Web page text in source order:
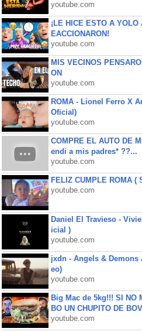
youtube.com
¡LE HICE ESTO A
EACCIONARON!
youtube.com
MIS VECINOS
ON
youtube.com
ROMA - Lionel Ferro X
Oficial)
youtube.com
COMPRE EL AUTO DE
endi a mis padres* ??...
youtube.com
FELIZ CUMPLE ROMA (
youtube.com
Daniel El Travieso -
icial )
youtube.com
jxdn - Angels &
eo)
youtube.com
Big Mac de 5kg!!! SI NO
BO UN CHUPITO DE
youtube.com